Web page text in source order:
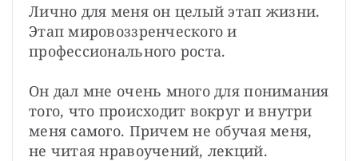
Лично для меня он целый этап жизни.
Этап мировоззренческого и
профессионального роста.
Он дал мне очень много для понимания
того, что происходит вокруг и внутри
меня самого. Причем не обучая меня,
не читая нравоучений, лекций.